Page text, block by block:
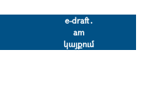
e-draft․
am
կայքում